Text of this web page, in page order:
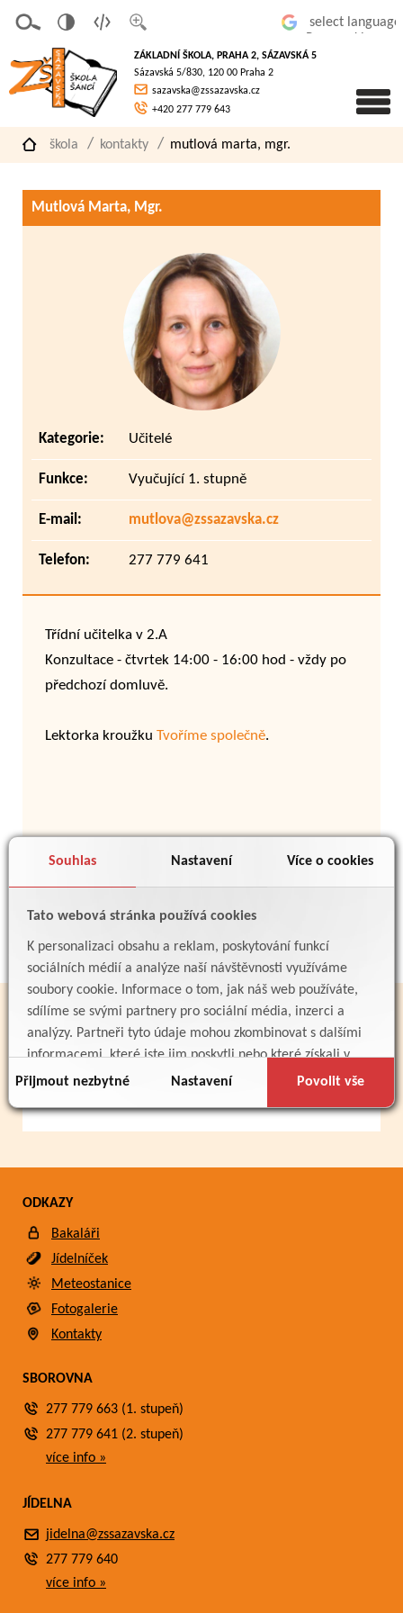
Souhlas Nastavení Více o cookies
Tato webová stránka používá cookies
K personalizaci obsahu a reklam, poskytování funkcí
sociálních médií a analýze naší návštěvnosti využíváme
soubory cookie. Informace o tom, jak náš web používáte,
sdílíme se svými partnery pro sociální média, inzerci a
analýzy. Partneři tyto údaje mohou zkombinovat s dalšími
informacemi, které jste jim poskytli nebo které získali v
důsledku toho, že používáte jejich služby.
Přijmout nezbytné Nastavení Povolit vše
písmo
á
verze
pro
slaboz
raké
ZÁKLADNÍ ŠKOLA, PRAHA 2, SÁZAVSKÁ 5
Sázavská 5/830, 120 00 Praha 2
sazavska@zssazavska.cz
+420 277 779 643
škola kontakty mutlová marta, mgr.
Mutlová Marta, Mgr.
Kategorie: Učitelé
Funkce: Vyučující 1. stupně
E-mail: mutlova@zssazavska.cz
Telefon: 277 779 641
Třídní učitelka v 2.A
Konzultace - čtvrtek 14:00 - 16:00 hod - vždy po
předchozí domluvě.
Lektorka kroužku Tvoříme společně.
PARTNEŘI
ODKAZY
Bakaláři
Jídelníček
Meteostanice
Fotogalerie
Kontakty
SBOROVNA
277 779 663 (1. stupeň)
277 779 641 (2. stupeň)
více info »
JÍDELNA
jidelna@zssazavska.cz
277 779 640
více info »